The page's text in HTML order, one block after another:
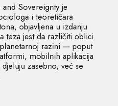
Sovereignty je
i teoretičara
objavljena u izdanju
teza jest da različiti oblici
razini — poput
mobilnih aplikacija
zasebno, već se